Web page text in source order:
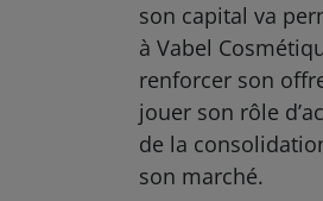
son capital va
à Vabel
renforcer son
jouer son rôle
de la
son marché.